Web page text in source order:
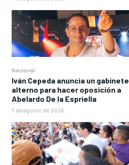
Nacional
Iván Cepeda anuncia un gabinete
alterno para hacer oposición a
Abelardo De la Espriella
7 de agosto de 2026